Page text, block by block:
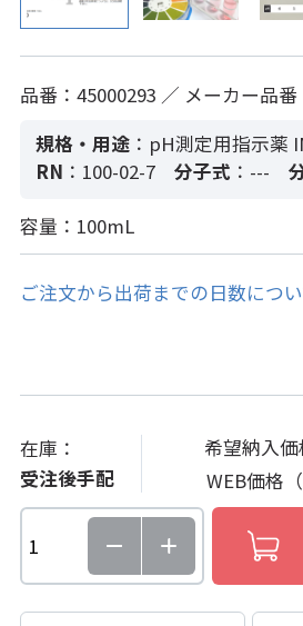
品番：45000293 ／ メーカー品
規格・用途 ：pH測定用指示薬
RN ：100-02-7 分子式 ：---
容量：100mL
ご注文から出荷までの日数につ
在庫：
受注後手配
希望納入価
WEB価格